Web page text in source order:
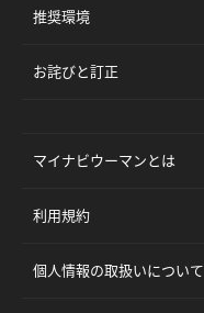
推奨環境
お詫びと訂正
マイナビウーマンとは
利用規約
個人情報の取扱いについて